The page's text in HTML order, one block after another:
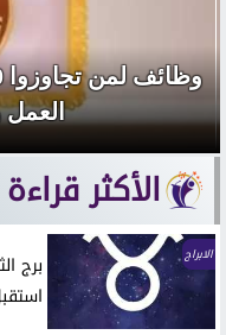
العمل
الأكثر قراءة
الابراج